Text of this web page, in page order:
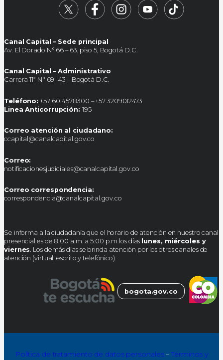
Canal Capital – Sede principal
Av. El Dorado N° 66 – 63, piso 5, Bogotá D.C.
Canal Capital – Administrativo
Carrera 11ª N° 69 -43 – Bogotá D.C.
Teléfono: +57 6014578300 – +57 3209012473
Linea Anticorrupción: 195
Correo atención al ciudadano:
ccapital@canalcapital.gov.co
Correo:
notificacionesjudiciales@canalcapital.gov.co
Correo correspondencia:
correspondencia@canalcapital.gov.co
Se informa a la ciudadanía que el horario de atención en nuestro canal
presencial es de 8:00 a.m. a 5:00 p.m los días lunes, miércoles y
viernes . Los demás días se brinda atención por los otros canales de
atención (virtual, escrito y telefónico).
bogota.gov.co
Política de tratamiento de datos personales–Términos y